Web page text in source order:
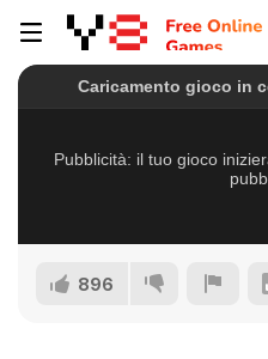
896